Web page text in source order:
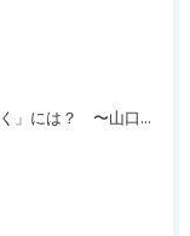
AI時代に「人間らしく働く」には？ 〜山口周さんの対談動画・文字起こし（その１）〜